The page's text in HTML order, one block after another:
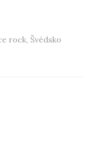
rock, Švédsko